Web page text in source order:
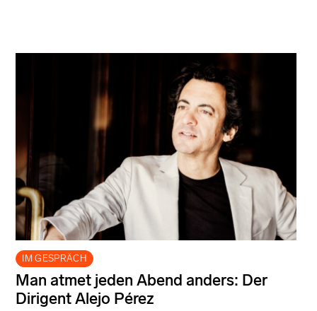
IM GESPRÄCH
Man atmet jeden Abend anders: Der
Dirigent Alejo Pérez